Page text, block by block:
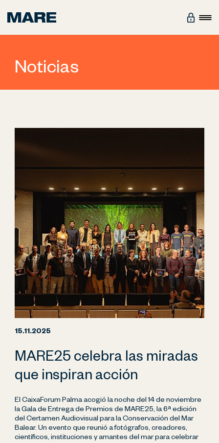
Noticias
15.11.2025
MARE25 celebra las miradas
que inspiran acción
El CaixaForum Palma acogió la noche del 14 de noviembre
la Gala de Entrega de Premios de MARE25, la 6ª edición
del Certamen Audiovisual para la Conservación del Mar
Balear. Un evento que reunió a fotógrafos, creadores,
científicos, instituciones y amantes del mar para celebrar